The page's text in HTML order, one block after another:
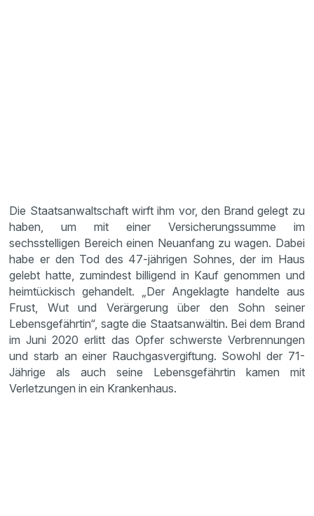
Die Staatsanwaltschaft wirft ihm vor, den Brand gelegt zu
haben, um mit einer Versicherungssumme im
sechsstelligen Bereich einen Neuanfang zu wagen. Dabei
habe er den Tod des 47-jährigen Sohnes, der im Haus
gelebt hatte, zumindest billigend in Kauf genommen und
heimtückisch gehandelt. „Der Angeklagte handelte aus
Frust, Wut und Verärgerung über den Sohn seiner
Lebensgefährtin“, sagte die Staatsanwältin. Bei dem Brand
im Juni 2020 erlitt das Opfer schwerste Verbrennungen
und starb an einer Rauchgasvergiftung. Sowohl der 71-
Jährige als auch seine Lebensgefährtin kamen mit
Verletzungen in ein Krankenhaus.